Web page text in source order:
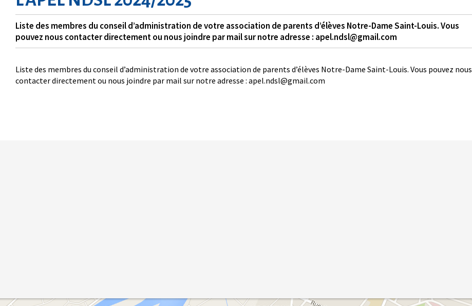
Liste des membres du conseil d’administration de votre association de parents d’élèves Notre-Dame Saint-Louis. Vous
pouvez nous contacter directement ou nous joindre par mail sur notre adresse : apel.ndsl@gmail.com
Liste des membres du conseil d’administration de votre association de parents d’élèves Notre-Dame Saint-Louis. Vous pouvez nous
contacter directement ou nous joindre par mail sur notre adresse : apel.ndsl@gmail.com